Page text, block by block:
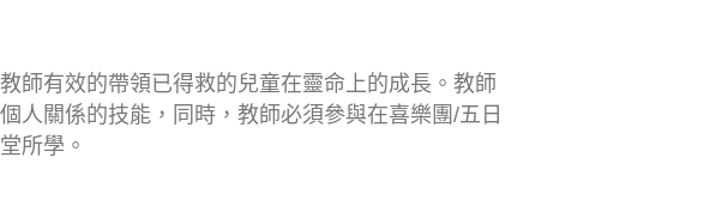
師有效的帶領已得救的兒童在靈命上的成長。教師
人關係的技能，同時，教師必須參與在喜樂團/五日
所學。